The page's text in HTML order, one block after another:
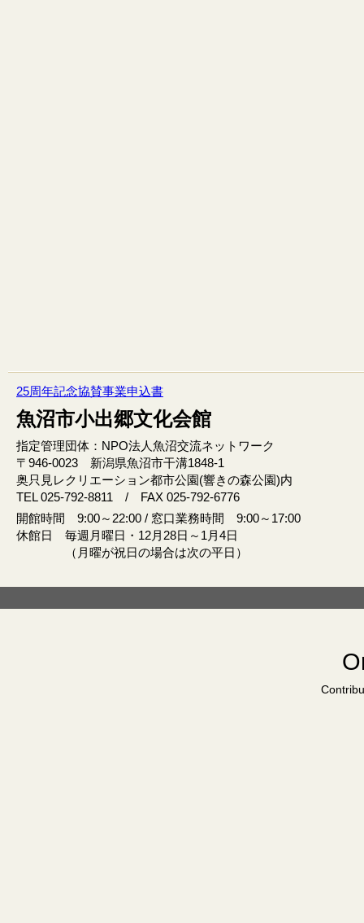
25周年記念協賛事業申込書
魚沼市小出郷文化会館
指定管理団体：NPO法人魚沼交流ネットワーク
〒946‐0023 新潟県魚沼市干溝1848‐1
奥只見レクリエーション都市公園(響きの森公園)内
TEL 025-792-8811 / FAX 025-792-6776
開館時間 9:00～22:00 / 窓口業務時間 9:00～17:00
休館日 毎週月曜日・12月28日～1月4日
（月曜が祝日の場合は次の平日）